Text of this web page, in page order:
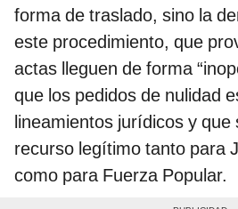
forma de traslado, sino la
este procedimiento, que
actas lleguen de forma
que los pedidos de nulidad
lineamientos jurídicos y que
recurso legítimo tanto para
como para Fuerza Popular.